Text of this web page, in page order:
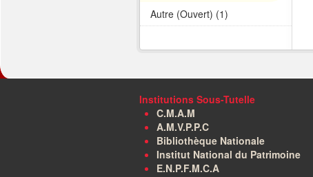
Autre (Ouvert) (1)
Institutions Sous-Tutelle
C.M.A.M
A.M.V.P.P.C
Bibliothèque Nationale
Institut National du Patrimoine
E.N.P.F.M.C.A